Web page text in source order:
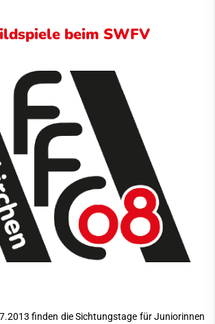
beim SWFV
finden die Sichtungstage für Juniorinnen